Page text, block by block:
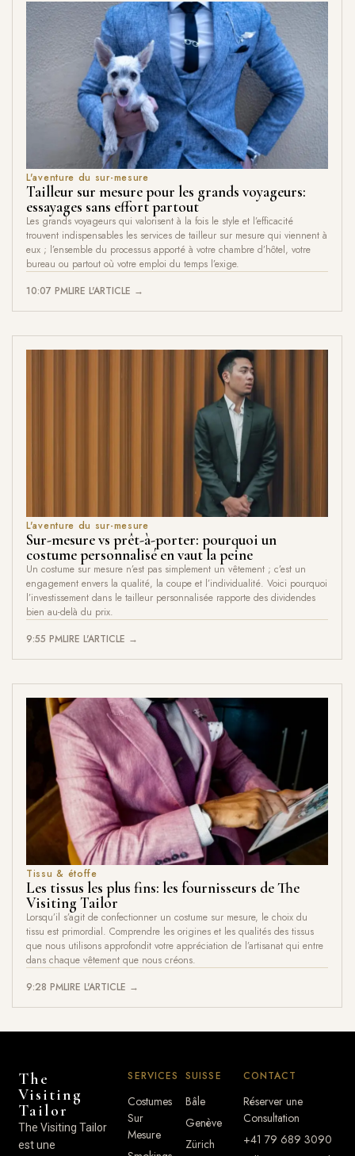
L'aventure du sur-mesure
Tailleur sur mesure pour les grands voyageurs:
essayages sans effort partout
Les grands voyageurs qui valorisent à la fois le style et l’efficacité
trouvent indispensables les services de tailleur sur mesure qui viennent à
eux ; l’ensemble du processus apporté à votre chambre d’hôtel, votre
bureau ou partout où votre emploi du temps l’exige.
10:07 PMLIRE L'ARTICLE →
L'aventure du sur-mesure
Sur-mesure vs prêt-à-porter: pourquoi un
costume personnalisé en vaut la peine
Un costume sur mesure n’est pas simplement un vêtement ; c’est un
engagement envers la qualité, la coupe et l’individualité. Voici pourquoi
l’investissement dans le tailleur personnalisée rapporte des dividendes
bien au-delà du prix.
9:55 PMLIRE L'ARTICLE →
Tissu & étoffe
Les tissus les plus fins: les fournisseurs de The
Visiting Tailor
Lorsqu’il s’agit de confectionner un costume sur mesure, le choix du
tissu est primordial. Comprendre les origines et les qualités des tissus
que nous utilisons approfondit votre appréciation de l’artisanat qui entre
dans chaque vêtement que nous créons.
9:28 PMLIRE L'ARTICLE →
The
Visiting
Tailor
The Visiting Tailor
est une
SERVICES
Costumes
Sur
Mesure
SUISSE
Bâle
Genève
Zürich
CONTACT
Réserver une
Consultation
+41 79 689 3090